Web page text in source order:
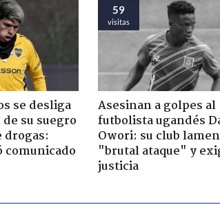
se desliga
su suegro
drogas:
comunicado
59
visitas
Asesinan a golpes al
futbolista ugandés
Owori: su club
"brutal ataque" y
justicia